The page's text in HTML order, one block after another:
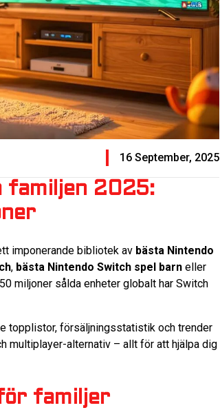
16 September, 2025
familjen 2025:
imponerande bibliotek av bästa Nintendo
, bästa Nintendo Switch spel barn eller
miljoner sålda enheter globalt har Switch
topplistor, försäljningsstatistik och trender
multiplayer-alternativ – allt för att hjälpa dig
familjer